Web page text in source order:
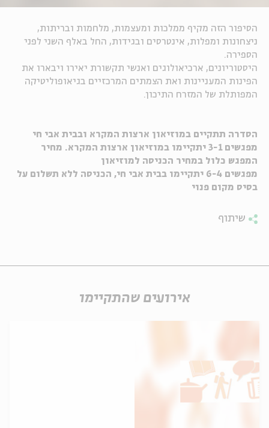
הסיפור הזה מקיף ממלכות ומעצמות, מלחמות ובריתות,
ניצחונות ומפלות, אינטרסים ובגידות, החל באלף השני לפני
הספירה.
היסטוריונים, ארכיאולוגים ואנשי תקשורת יאירו ויבארו את
הפינות המעניינות ואת הצמתים המרכזיים בגיאופוליטיקה
המפותלת של המזרח התיכון.
הסדרה תתקיים במוזיאון ארצות המקרא ובבית אבי חי
מפגשים 3-1 יתקיימו במוזיאון ארצות המקרא. מחיר
המפגש כלול במחיר הכניסה למוזיאון
מפגשים 6-4 יתקיימו בבית אבי חי, הכניסה ללא תשלום על
בסיס מקום פנוי
שיתוף
אירועים שהתקיימו